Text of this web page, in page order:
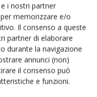
i nostri partner
memorizzare e/o
Il consenso a queste
partner di elaborare
durante la navigazione
annunci (non)
il consenso può
e funzioni.
mondo